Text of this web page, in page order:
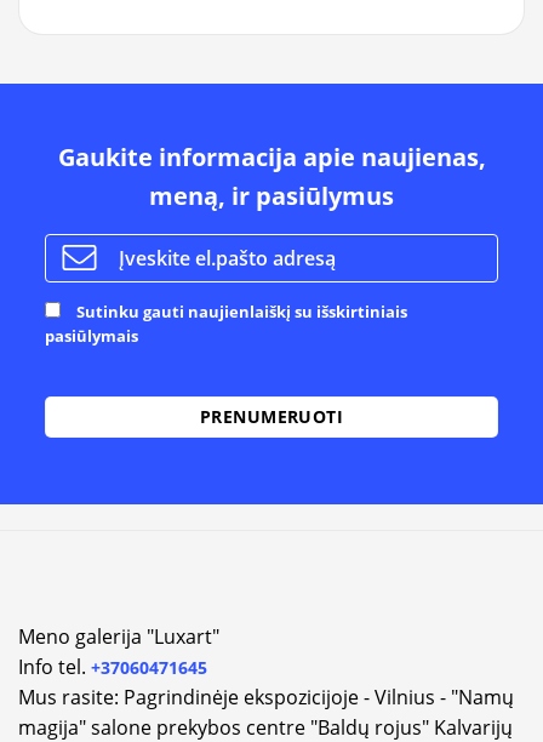
Gaukite informacija apie naujienas,
meną, ir pasiūlymus
Sutinku gauti naujienlaiškį su išskirtiniais
pasiūlymais
Meno galerija "Luxart"
Info tel. +37060471645
Mus rasite: Pagrindinėje ekspozicijoje - Vilnius - "Namų
magija" salone prekybos centre "Baldų rojus" Kalvarijų